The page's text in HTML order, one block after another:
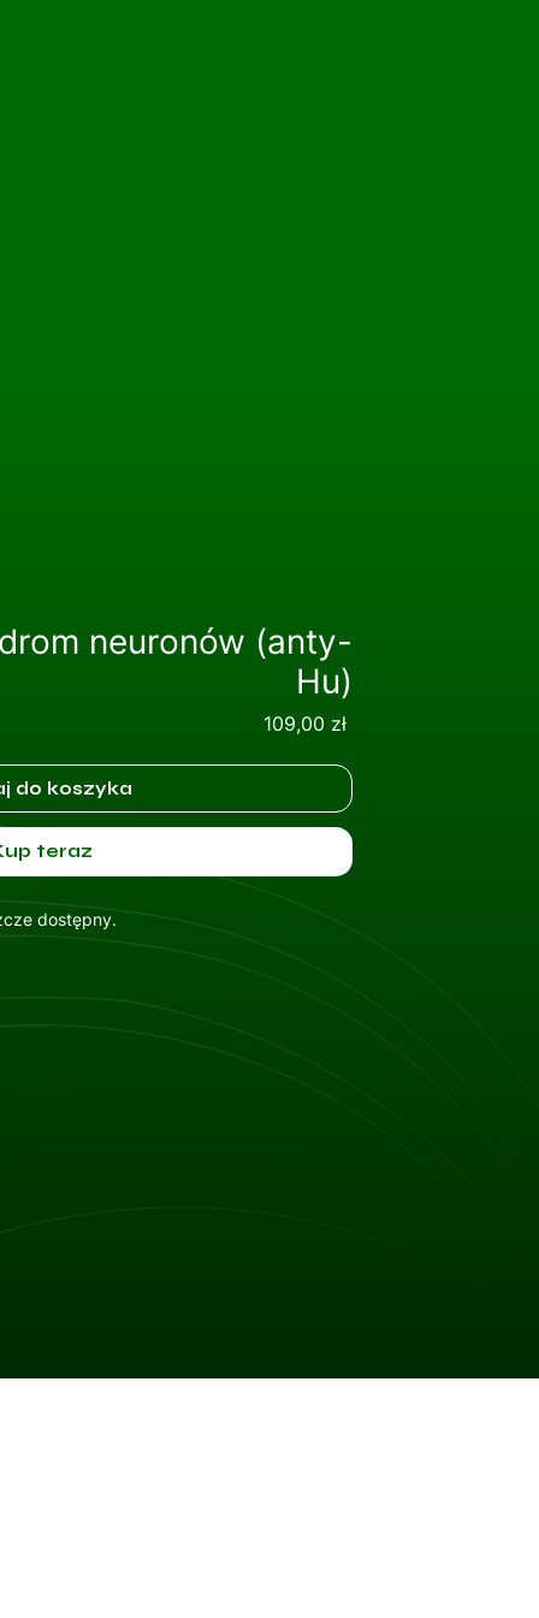
neuronów (anty-
Hu)
109,00 złCena
do koszyka
teraz
dostępny.